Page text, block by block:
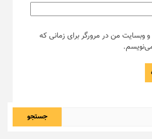
و وبسایت من در مرورگر برای زمانی که